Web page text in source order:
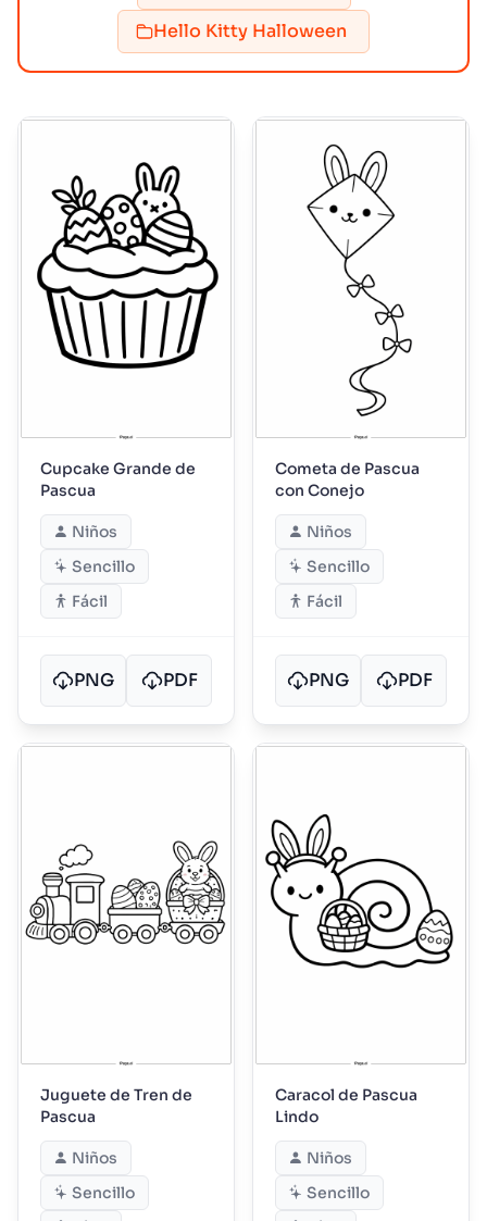
Hello Kitty Halloween
Cupcake Grande de
Pascua
Niños
Sencillo
Fácil
PNG PDF
Cometa de Pascua
con Conejo
Niños
Sencillo
Fácil
PNG PDF
Juguete de Tren de
Pascua
Niños
Sencillo
Caracol de Pascua
Lindo
Niños
Sencillo